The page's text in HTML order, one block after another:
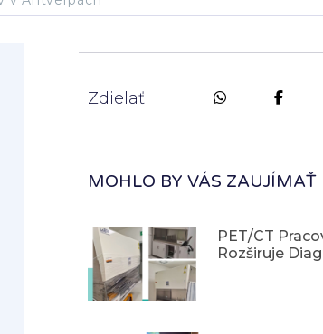
Zdielať
MOHLO BY VÁS ZAUJÍMAŤ
PET/CT
Rozširuje